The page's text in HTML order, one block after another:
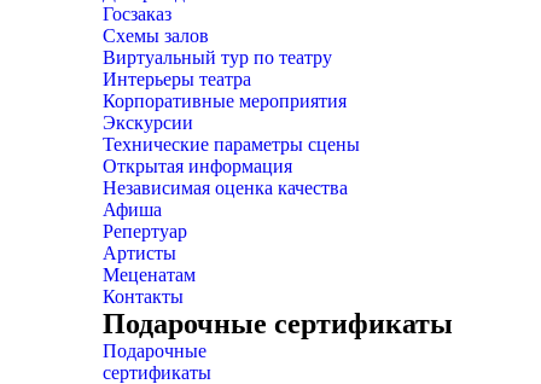
Госзаказ
Схемы залов
Виртуальный тур по театру
Интерьеры театра
Корпоративные мероприятия
Экскурсии
Технические параметры сцены
Открытая информация
Независимая оценка качества
Афиша
Репертуар
Артисты
Меценатам
Контакты
Подарочные сертификаты
Подарочные
сертификаты